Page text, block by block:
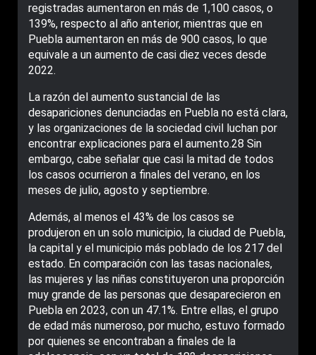
registradas aumentaron en más de 1,100 casos, o
139%, respecto al año anterior, mientras que en
Puebla aumentaron en más de 900 casos, lo que
equivale a un aumento de casi diez veces desde
2022.
La razón del aumento sustancial de las
desapariciones denunciadas en Puebla no está clara,
y las organizaciones de la sociedad civil luchan por
encontrar explicaciones para el aumento.28 Sin
embargo, cabe señalar que casi la mitad de todos
los casos ocurrieron a finales del verano, en los
meses de julio, agosto y septiembre.
Además, al menos el 43% de los casos se
produjeron en un solo municipio, la ciudad de Puebla,
la capital y el municipio más poblado de los 217 del
estado. En comparación con las tasas nacionales,
las mujeres y las niñas constituyeron una proporción
muy grande de las personas que desaparecieron en
Puebla en 2023, con un 47.1%. Entre ellas, el grupo
de edad más numeroso, por mucho, estuvo formado
por quienes se encontraban a finales de la